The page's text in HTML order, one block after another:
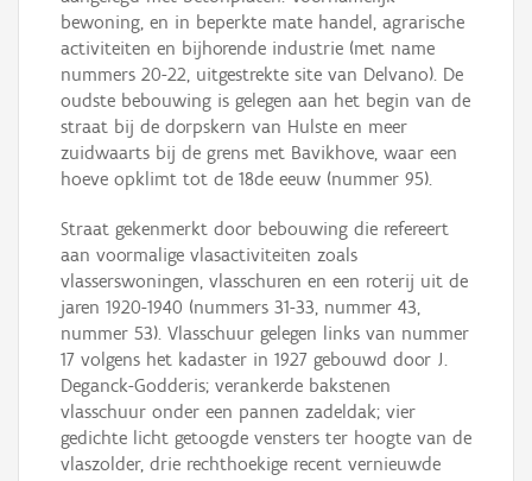
bewoning, en in beperkte mate handel, agrarische
activiteiten en bijhorende industrie (met name
nummers 20-22, uitgestrekte site van Delvano). De
oudste bebouwing is gelegen aan het begin van de
straat bij de dorpskern van Hulste en meer
zuidwaarts bij de grens met Bavikhove, waar een
hoeve opklimt tot de 18de eeuw (nummer 95).
Straat gekenmerkt door bebouwing die refereert
aan voormalige vlasactiviteiten zoals
vlasserswoningen, vlasschuren en een roterij uit de
jaren 1920-1940 (nummers 31-33, nummer 43,
nummer 53). Vlasschuur gelegen links van nummer
17 volgens het kadaster in 1927 gebouwd door J.
Deganck-Godderis; verankerde bakstenen
vlasschuur onder een pannen zadeldak; vier
gedichte licht getoogde vensters ter hoogte van de
vlaszolder, drie rechthoekige recent vernieuwde